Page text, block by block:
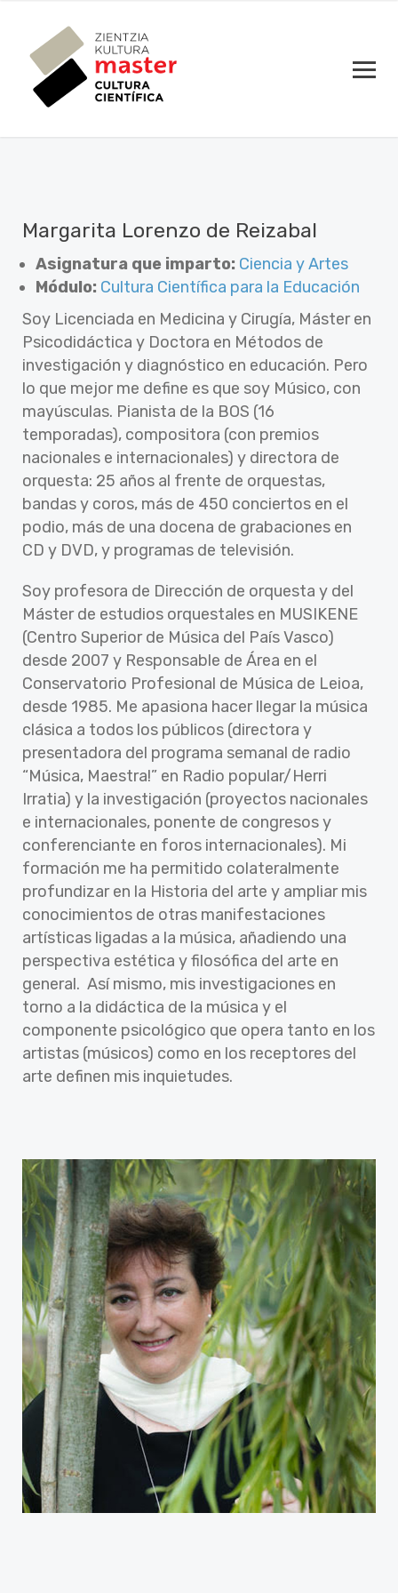
Margarita Lorenzo de Reizabal
Asignatura que imparto: Ciencia y Artes
Módulo: Cultura Científica para la Educación
Soy Licenciada en Medicina y Cirugía, Máster en
Psicodidáctica y Doctora en Métodos de
investigación y diagnóstico en educación. Pero
lo que mejor me define es que soy Músico, con
mayúsculas. Pianista de la BOS (16
temporadas), compositora (con premios
nacionales e internacionales) y directora de
orquesta: 25 años al frente de orquestas,
bandas y coros, más de 450 conciertos en el
podio, más de una docena de grabaciones en
CD y DVD, y programas de televisión.
Soy profesora de Dirección de orquesta y del
Máster de estudios orquestales en MUSIKENE
(Centro Superior de Música del País Vasco)
desde 2007 y Responsable de Área en el
Conservatorio Profesional de Música de Leioa,
desde 1985. Me apasiona hacer llegar la música
clásica a todos los públicos (directora y
presentadora del programa semanal de radio
“Música, Maestra!” en Radio popular/Herri
Irratia) y la investigación (proyectos nacionales
e internacionales, ponente de congresos y
conferenciante en foros internacionales). Mi
formación me ha permitido colateralmente
profundizar en la Historia del arte y ampliar mis
conocimientos de otras manifestaciones
artísticas ligadas a la música, añadiendo una
perspectiva estética y filosófica del arte en
general. Así mismo, mis investigaciones en
torno a la didáctica de la música y el
componente psicológico que opera tanto en los
artistas (músicos) como en los receptores del
arte definen mis inquietudes.